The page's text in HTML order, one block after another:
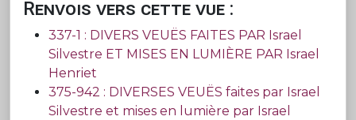
Renvois vers cette vue :
337-1 : DIVERS VEUËS FAITES PAR Israel
Silvestre ET MISES EN LUMIÈRE PAR Israel
Henriet
375-942 : DIVERSES VEUËS faites par Israel
Silvestre et mises en lumière par Israel